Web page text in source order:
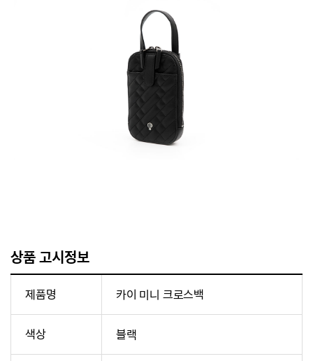
상품 고시정보
제품명 카이 미니 크로스백
색상 블랙